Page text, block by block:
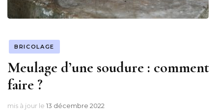
BRICOLAGE
Meulage d’une soudure : comment
faire ?
mis à jour le 13 décembre 2022